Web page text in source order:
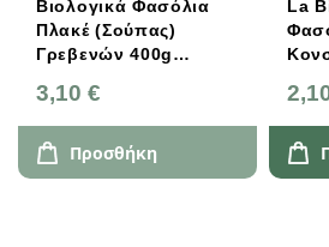
La Bio Idea Βιολογικά
Φασόλια Κόκκινα Σε
Κονσέρβα 200g